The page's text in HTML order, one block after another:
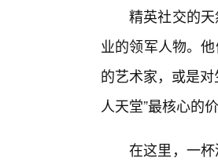
精英社交的
业的领军人物。
的艺术家，或是
人天堂”最核心的
在这里，一